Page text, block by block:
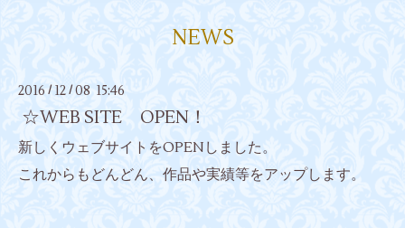
NEWS
2016 / 12 / 08 15:46
☆WEB SITE OPEN！
新しくウェブサイトをOPENしました。
これからもどんどん、作品や実績等をアップします。